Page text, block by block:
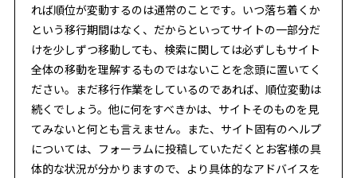
れば順位が変動するのは通常のことです。いつ落ち着くか
という移行期間はなく、だからといってサイトの一部分だ
けを少しずつ移動しても、検索に関しては必ずしもサイト
全体の移動を理解するものではないことを念頭に置いてく
ださい。まだ移行作業をしているのであれば、順位変動は
続くでしょう。他に何をすべきかは、サイトそのものを見
てみないと何とも言えません。また、サイト固有のヘルプ
については、フォーラムに投稿していただくとお客様の具
体的な状況が分かりますので、より具体的なアドバイスを